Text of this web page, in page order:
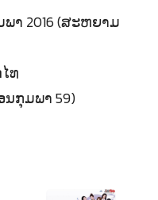
າ 2016 (ສະຫຍາມ
ທ
ນກຸມພາ 59)